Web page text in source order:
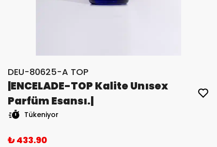
DEU-80625-A TOP
|ENCELADE-TOP Kalite Unısex
Parfüm Esansı.|
Tükeniyor
₺ 433.90